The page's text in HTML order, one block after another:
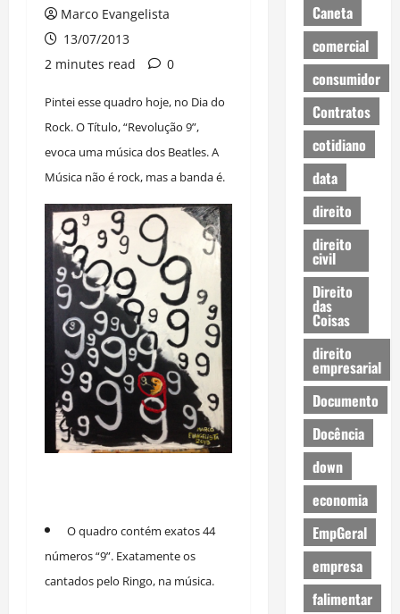
Marco Evangelista
13/07/2013
2 minutes read
0
Pintei esse quadro hoje, no Dia do
Rock. O Título, “Revolução 9”,
evoca uma música dos Beatles. A
Música não é rock, mas a banda é.
O quadro contém exatos 44
números “9”. Exatamente os
cantados pelo Ringo, na música.
Caneta
comercial
consumidor
Contratos
cotidiano
data
direito
direito
civil
Direito
das
Coisas
direito
empresarial
Documento
Docência
down
economia
EmpGeral
empresa
falimentar